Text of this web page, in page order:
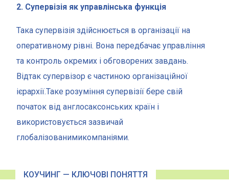
2. Супервізія як управлінська функція
Така супервізія здійснюється в організації на
оперативному рівні. Вона передбачає управління
та контроль окремих і обговорених завдань.
Відтак супервізор є частиною організаційної
ієрархії.Таке розуміння супервізії бере свій
початок від англосаксонських країн і
використовується зазвичай
глобалізованимикомпаніями.
КОУЧИНГ — КЛЮЧОВІ ПОНЯТТЯ